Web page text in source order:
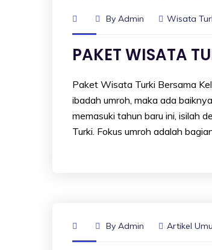
By Admin Wisata
PAKET WISATA
Paket Wisata Turki Bersama
ibadah umroh, maka ada
memasuki tahun baru ini, isilah
Turki. Fokus umroh adalah
By Admin Artikel